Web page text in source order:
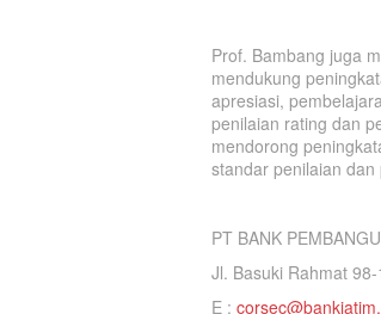
Prof. Bambang juga
mendukung
apresiasi,
penilaian rating dan
mendorong
standar penilaian
PT BANK
Jl. Basuki Rahmat
E :